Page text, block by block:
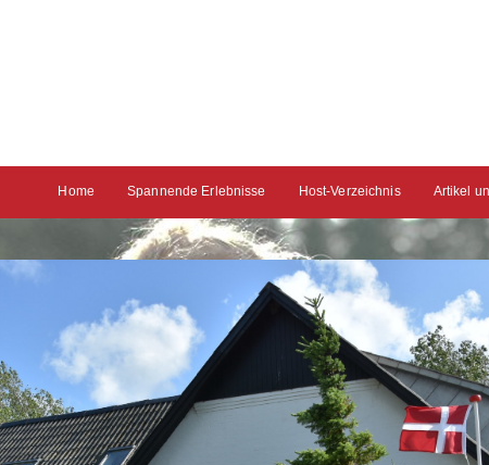
Home Spannende Erlebnisse Host-Verzeichnis Artikel